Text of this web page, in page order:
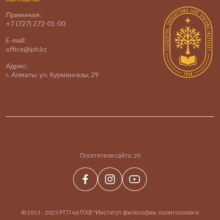
Приемная:
+7 (727) 272-01-00
E-mail:
office@iph.kz
Адрес:
г. Алматы, ул. Курмангазы, 29
Посетители сайта: 20
© 2011 - 2025 РГП на ПХВ "Институт философии, политологии и